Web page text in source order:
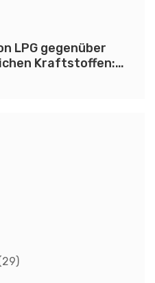
LPG gegenüber
Kraftstoffen: